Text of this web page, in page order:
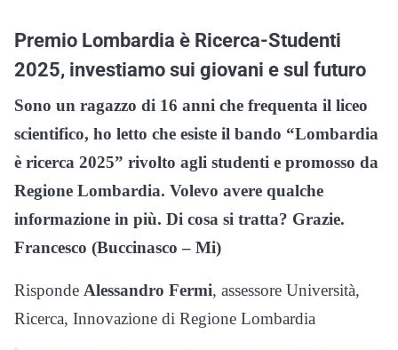
Premio Lombardia è Ricerca-Studenti
2025, investiamo sui giovani e sul futuro
Sono un ragazzo di 16 anni che frequenta il liceo
scientifico, ho letto che esiste il bando “Lombardia
è ricerca 2025” rivolto agli studenti e promosso da
Regione Lombardia. Volevo avere qualche
informazione in più. Di cosa si tratta? Grazie.
Francesco (Buccinasco – Mi)
Risponde Alessandro Fermi, assessore Università,
Ricerca, Innovazione di Regione Lombardia